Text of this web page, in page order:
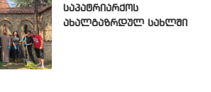
საპატრიარქოს
ახალგაზრდულ სახლში